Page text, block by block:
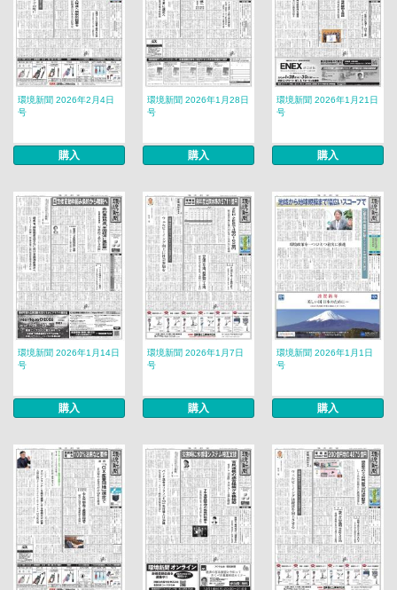
環境新聞 2026年2月4日
号
購入
環境新聞 2026年1月28日
号
購入
環境新聞 2026年1月21日
号
購入
環境新聞 2026年1月14日
号
購入
環境新聞 2026年1月7日
号
購入
環境新聞 2026年1月1日
号
購入